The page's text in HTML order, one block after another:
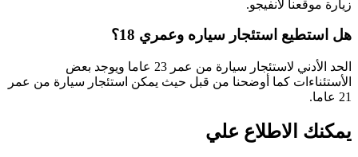
زيارة موقعنا لانفيجو.
هل استطيع استئجار سياره وعمري 18؟
الحد الأدني لاستئجار سيارة من عمر 23 عاما ويوجد بعض
الأستئناءات كما أوضحنا من قبل حيث يمكن استئجار سيارة من عمر
21 عاما.
يمكنك الاطلاع علي